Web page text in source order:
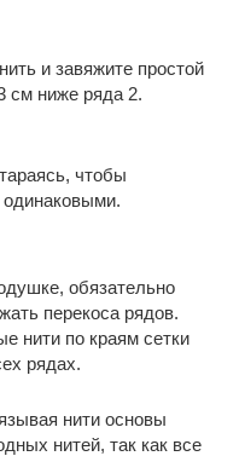
и завяжите простой
см ниже ряда 2.
чтобы
обязательно
перекоса рядов.
нити по краям сетки
рядах.
нити основы
нитей, так как все